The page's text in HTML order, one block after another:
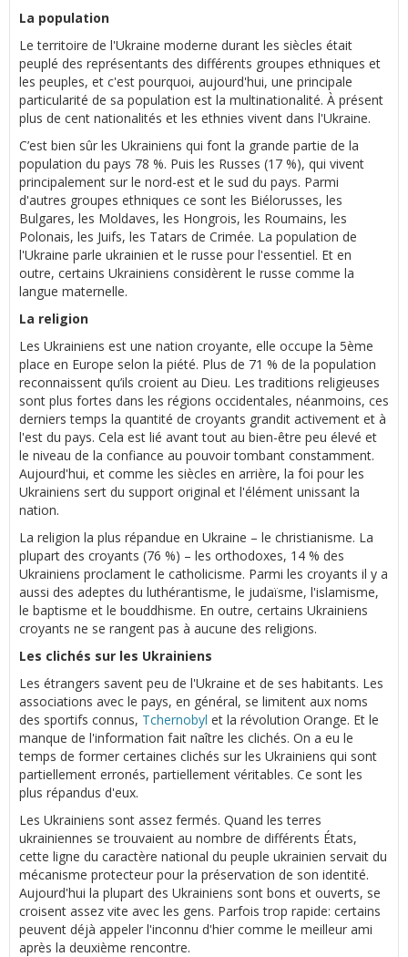
La population
Le territoire de l'Ukraine moderne durant les siècles était
peuplé des représentants des différents groupes ethniques et
les peuples, et c'est pourquoi, aujourd'hui, une principale
particularité de sa population est la multinationalité. À présent
plus de cent nationalités et les ethnies vivent dans l'Ukraine.
C’est bien sûr les Ukrainiens qui font la grande partie de la
population du pays 78 %. Puis les Russes (17 %), qui vivent
principalement sur le nord-est et le sud du pays. Parmi
d'autres groupes ethniques ce sont les Biélorusses, les
Bulgares, les Moldaves, les Hongrois, les Roumains, les
Polonais, les Juifs, les Tatars de Crimée. La population de
l'Ukraine parle ukrainien et le russe pour l'essentiel. Et en
outre, certains Ukrainiens considèrent le russe comme la
langue maternelle.
La religion
Les Ukrainiens est une nation croyante, elle occupe la 5ème
place en Europe selon la piété. Plus de 71 % de la population
reconnaissent qu’ils croient au Dieu. Les traditions religieuses
sont plus fortes dans les régions occidentales, néanmoins, ces
derniers temps la quantité de croyants grandit activement et à
l'est du pays. Cela est lié avant tout au bien-être peu élevé et
le niveau de la confiance au pouvoir tombant constamment.
Aujourd'hui, et comme les siècles en arrière, la foi pour les
Ukrainiens sert du support original et l'élément unissant la
nation.
La religion la plus répandue en Ukraine – le christianisme. La
plupart des croyants (76 %) – les orthodoxes, 14 % des
Ukrainiens proclament le catholicisme. Parmi les croyants il y a
aussi des adeptes du luthérantisme, le judaïsme, l'islamisme,
le baptisme et le bouddhisme. En outre, certains Ukrainiens
croyants ne se rangent pas à aucune des religions.
Les clichés sur les Ukrainiens
Les étrangers savent peu de l'Ukraine et de ses habitants. Les
associations avec le pays, en général, se limitent aux noms
des sportifs connus, Tchernobyl et la révolution Orange. Et le
manque de l'information fait naître les clichés. On a eu le
temps de former certaines clichés sur les Ukrainiens qui sont
partiellement erronés, partiellement véritables. Ce sont les
plus répandus d'eux.
Les Ukrainiens sont assez fermés. Quand les terres
ukrainiennes se trouvaient au nombre de différents États,
cette ligne du caractère national du peuple ukrainien servait du
mécanisme protecteur pour la préservation de son identité.
Aujourd'hui la plupart des Ukrainiens sont bons et ouverts, se
croisent assez vite avec les gens. Parfois trop rapide: certains
peuvent déjà appeler l'inconnu d'hier comme le meilleur ami
après la deuxième rencontre.